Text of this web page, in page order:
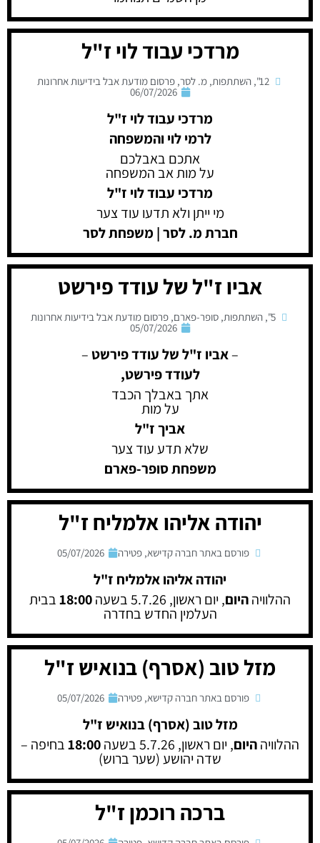
מרדכי עבוד לוי ז"ל
12"
, השתתפות, מ. לסר, פרסום מודעת אבל בידיעות אחרונות
06/07/2026
מרדכי עבוד לוי ז"ל
לרמי לוי והמשפחה
אתכם באבלכם
על מות אב המשפחה
מרדכי עבוד לוי ז"ל
מי ייתן ולא תדעו עוד צער
חברת מ. לסר | משפחת לסר
אביו ז"ל של עודד פירשט
5"
, השתתפות, סופר-פארם, פרסום מודעת אבל בידיעות אחרונות
05/07/2026
–אביו ז"ל של עודד פירשט–
לעודד פירשט,
אתך באבלך הכבד
על מות
אביך ז"ל
שלא תדע עוד צער
משפחת סופר-פארם
יהודה אליהו אלמליח ז"ל
פורסם באתר חברה קדישא, פטירה 05/07/2026
יהודה אליהו אלמליח ז"ל
ההלוויההיום, יום ראשון, 5.7.26 בשעה 18:00בבית
העלמין החדש בחדרה
מזל טוב (אסרף) בנואיש ז"ל
פורסם באתר חברה קדישא, פטירה 05/07/2026
מזל טוב (אסרף) בנואיש ז"ל
ההלוויההיום, יום ראשון, 5.7.26 בשעה 18:00בחיפה –
שדה יהושע (שער ברוש)
ברכה רוכמן ז"ל